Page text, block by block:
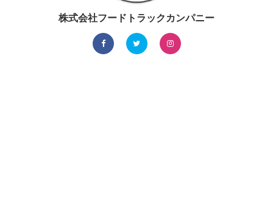
株式会社フードトラックカンパニー